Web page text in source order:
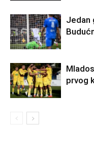
Jedan
prvog